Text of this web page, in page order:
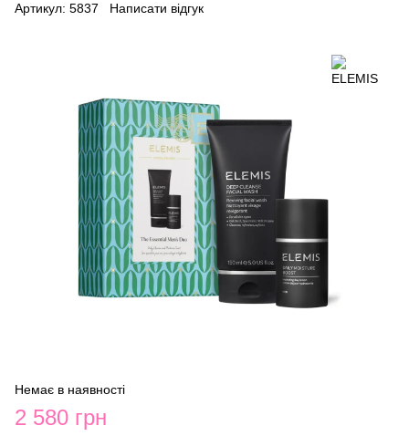
Артикул: 5837 Написати відгук
Немає в наявності
2 580 грн